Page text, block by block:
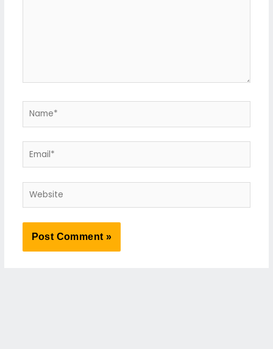
Name*
Email*
Website